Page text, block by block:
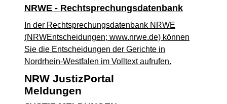
NRWE - Rechtsprechungs­datenbank
In der Rechtsprechungsdatenbank NRWE
(NRWEntscheidungen; www.nrwe.de) können
Sie die Entscheidungen der Gerichte in
Nordrhein-Westfalen im Volltext aufrufen.
NRW JustizPortal
Meldungen